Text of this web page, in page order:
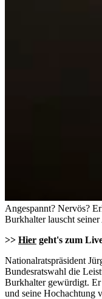
Angespannt? Nervös?
Burkhalter lauscht seiner
>> Hier geht's zum
Nationalratspräsident
Bundesratswahl die
Burkhalter gewürdigt.
und seine Hochachtung